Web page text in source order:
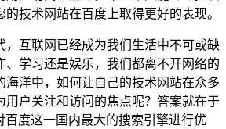
技术网站在百度上取得更好的表现。
，互联网已经成为我们生活中不可或缺
、学习还是娱乐，我们都离不开网络的
海洋中，如何让自己的技术网站在众多
用户关注和访问的焦点呢？答案就在于
百度这一国内最大的搜索引擎进行优